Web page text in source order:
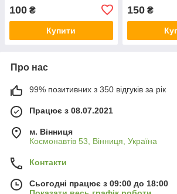
100 ₴
Купити
150₴
Про нас
99% позитивних з 350 відгуків за рік
Працює з 08.07.2021
м. Вінниця
Космонавтів 53, Вінниця, Україна
Контакти
Сьогодні працює з 09:00 до 18:00